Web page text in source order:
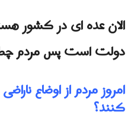
الان عده ای در کشور
دولت است پس مردم
امروز مردم از اوضاع
کنند؟